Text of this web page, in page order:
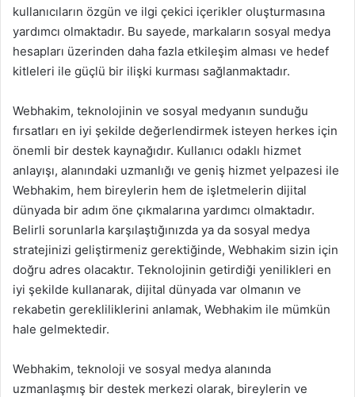
kullanıcıların özgün ve ilgi çekici içerikler oluşturmasına
yardımcı olmaktadır. Bu sayede, markaların sosyal medya
hesapları üzerinden daha fazla etkileşim alması ve hedef
kitleleri ile güçlü bir ilişki kurması sağlanmaktadır.
Webhakim, teknolojinin ve sosyal medyanın sunduğu
fırsatları en iyi şekilde değerlendirmek isteyen herkes için
önemli bir destek kaynağıdır. Kullanıcı odaklı hizmet
anlayışı, alanındaki uzmanlığı ve geniş hizmet yelpazesi ile
Webhakim, hem bireylerin hem de işletmelerin dijital
dünyada bir adım öne çıkmalarına yardımcı olmaktadır.
Belirli sorunlarla karşılaştığınızda ya da sosyal medya
stratejinizi geliştirmeniz gerektiğinde, Webhakim sizin için
doğru adres olacaktır. Teknolojinin getirdiği yenilikleri en
iyi şekilde kullanarak, dijital dünyada var olmanın ve
rekabetin gerekliliklerini anlamak, Webhakim ile mümkün
hale gelmektedir.
Webhakim, teknoloji ve sosyal medya alanında
uzmanlaşmış bir destek merkezi olarak, bireylerin ve